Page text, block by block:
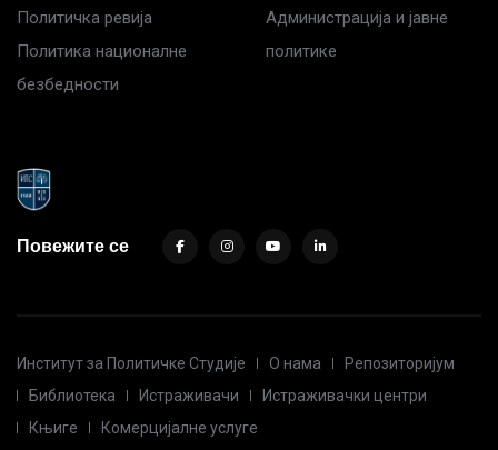
Политичка ревија
Политика националне
безбедности
Администрација и јавне
политике
Повежите се
Институт за Политичке Студије О нама
Репозиторијум
Библиотека
Истраживачи
Истраживачки центри
Књиге
Комерцијалне услуге